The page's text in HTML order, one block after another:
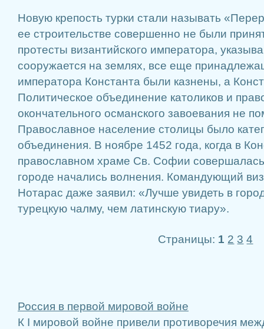
Новую крепость турки стали называть
ее строительстве совершенно не были
протесты византийского императора,
сооружается на землях, все еще
императора Константа были казнены, а
Политическое объединение католиков и
окончательного османского завоевания не
Православное население столицы было
объединения. В ноябре 1452 года, когда в
православном храме Св. Софии совершалась
городе начались волнения. Командующий
Нотарас даже заявил: «Лучше увидеть в
турецкую чалму, чем латинскую тиару».
Страницы: 1 2 3 4
Россия в первой мировой войне
К I мировой войне привели противоречия